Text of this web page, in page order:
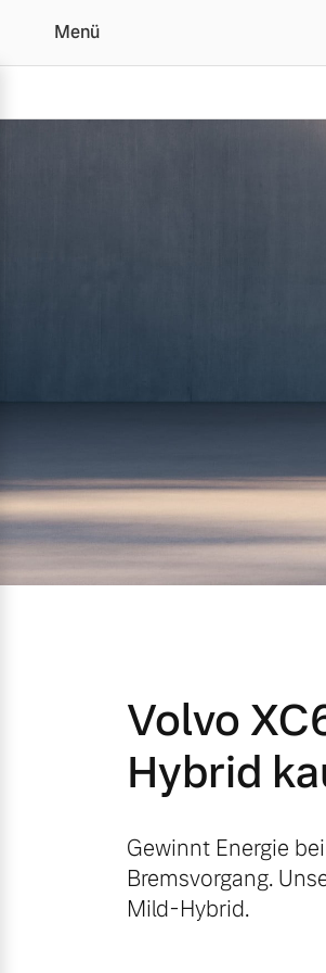
Der Volvo
Menü
Mild-Hybrid
Geschäftskunden
Editionsmodelle
Konnektivität
Aktuelle Angebote
Geschäftskunden
Über uns
Unser Team
Volvo
Hybrid
Gewinnt Energie
Bremsvorgang.
Mild-Hybrid.